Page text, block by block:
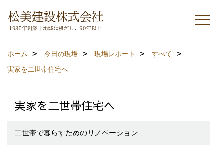
ホーム 今日の現場 現場レポート
すべて
実家を二世帯住宅へ
実家を二世帯住宅へ
二世帯で暮らすためのリノベーション